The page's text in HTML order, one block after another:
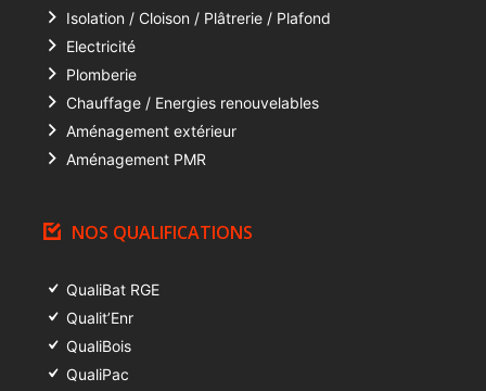
Isolation / Cloison / Plâtrerie / Plafond
Electricité
Plomberie
Chauffage / Energies renouvelables
Aménagement extérieur
Aménagement PMR
NOS QUALIFICATIONS
QualiBat RGE
Qualit’Enr
QualiBois
QualiPac